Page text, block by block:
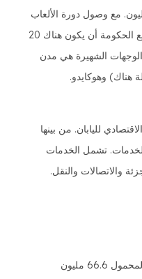
، ارتفع عدد الزوار إلى 11.25 مليون. مع وصول دورة الألعاب
الأولمبية لعام 2020 إلى اليابان ، تتوقع الحكومة أن يكون هناك 20
الشهيرة هي مدن
هناك) وهوكايدو.
لليابان. من بينها
تشمل الخدمات
والاتصالات والنقل.
مليون